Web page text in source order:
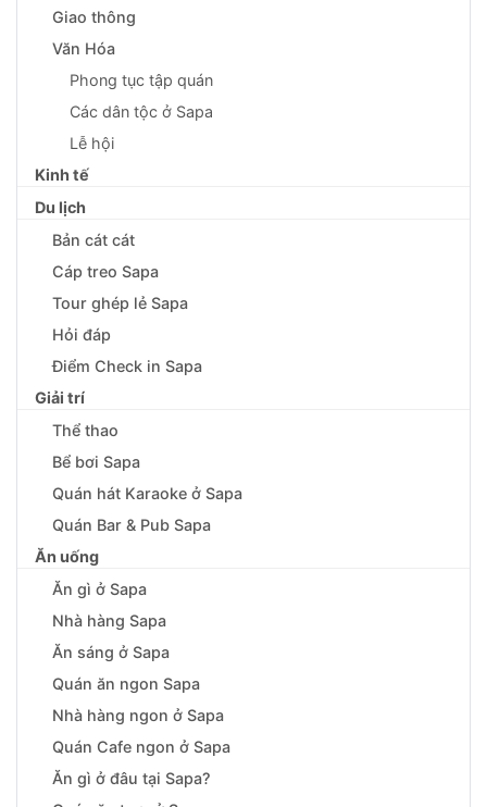
Giao thông
Văn Hóa
Phong tục tập quán
Các dân tộc ở Sapa
Lễ hội
Kinh tế
Du lịch
Bản cát cát
Cáp treo Sapa
Tour ghép lẻ Sapa
Hỏi đáp
Điểm Check in Sapa
Giải trí
Thể thao
Bể bơi Sapa
Quán hát Karaoke ở Sapa
Quán Bar & Pub Sapa
Ăn uống
Ăn gì ở Sapa
Nhà hàng Sapa
Ăn sáng ở Sapa
Quán ăn ngon Sapa
Nhà hàng ngon ở Sapa
Quán Cafe ngon ở Sapa
Ăn gì ở đâu tại Sapa?